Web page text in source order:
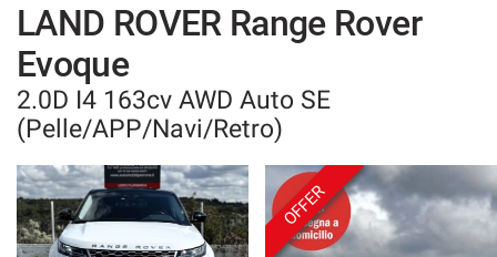
OUR SERVICES
FEEDBACKS
VEHICLES LIST
SELL YOUR CAR
LAND ROVER Range Rover
Evoque
2.0D I4 163cv AWD Auto SE
(Pelle/APP/Navi/Retro)
OFFER
express
consent
preferences
to
the
technologies
we
adopt
to